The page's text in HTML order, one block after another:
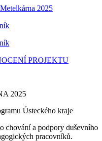
2025
PROJEKTU
2025
Ústeckého kraje
chování a podpory duševního
pracovníků.